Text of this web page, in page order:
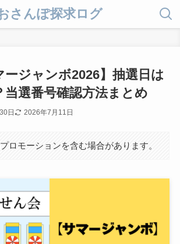
さんぽ探求ログ
ージャンボ2026】抽選日は
当選番号確認方法まとめ
日 2026年7月11日
ロモーションを含む場合があります。